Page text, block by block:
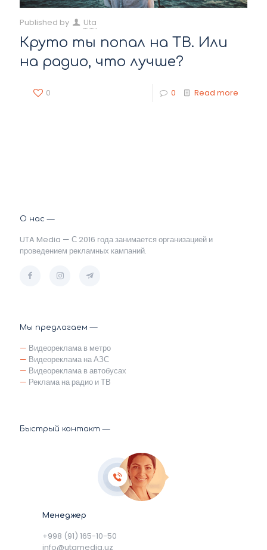
Published by Uta
Круто ты попал на ТВ. Или
на радио, что лучше?
0 0 Read more
О нас —
UTA Media — С 2016 года занимается организацией и
проведением рекламных кампаний.
Мы предлагаем —
— Видеореклама в метро
— Видеореклама на АЗС
— Видеореклама в автобусах
— Реклама на радио и ТВ
Быстрый контакт —
Менеджер
+998 (91) 165-10-50
info@utamedia.uz